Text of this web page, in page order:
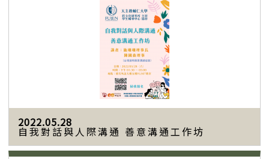
2022.05.28
自我對話與人際溝通 善意溝通工作坊